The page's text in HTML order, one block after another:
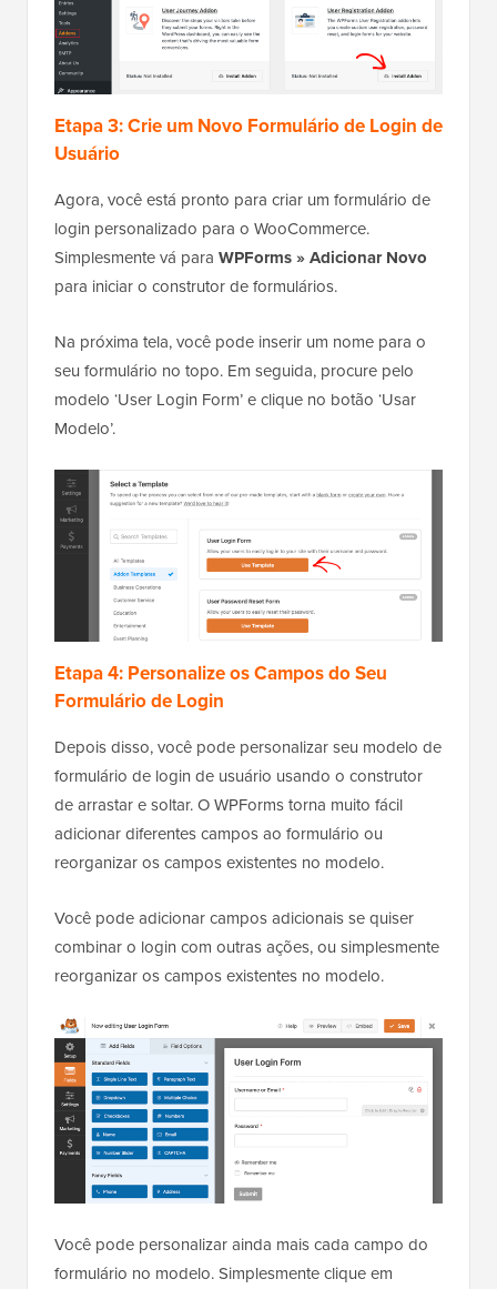
Etapa 3: Crie um Novo Formulário de Login de
Usuário
Agora, você está pronto para criar um formulário de
login personalizado para o WooCommerce.
Simplesmente vá para WPForms » Adicionar Novo
para iniciar o construtor de formulários.
Na próxima tela, você pode inserir um nome para o
seu formulário no topo. Em seguida, procure pelo
modelo ‘User Login Form’ e clique no botão ‘Usar
Modelo’.
Etapa 4: Personalize os Campos do Seu
Formulário de Login
Depois disso, você pode personalizar seu modelo de
formulário de login de usuário usando o construtor
de arrastar e soltar. O WPForms torna muito fácil
adicionar diferentes campos ao formulário ou
reorganizar os campos existentes no modelo.
Você pode adicionar campos adicionais se quiser
combinar o login com outras ações, ou simplesmente
reorganizar os campos existentes no modelo.
Você pode personalizar ainda mais cada campo do
formulário no modelo. Simplesmente clique em